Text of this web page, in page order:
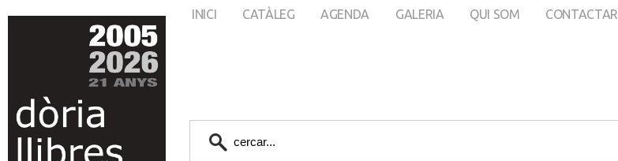
INICI CATÀLEG AGENDA GALERIA QUI SOM CONTACTAR